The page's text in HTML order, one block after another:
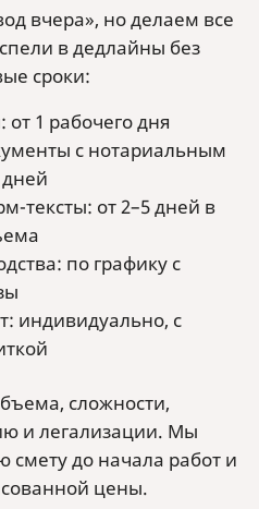
вчера», но делаем все
в дедлайны без
сроки:
1 рабочего дня
с нотариальным
тексты: от 2–5 дней в
по графику с
индивидуально, с
сложности,
и легализации. Мы
до начала работ и
цены.